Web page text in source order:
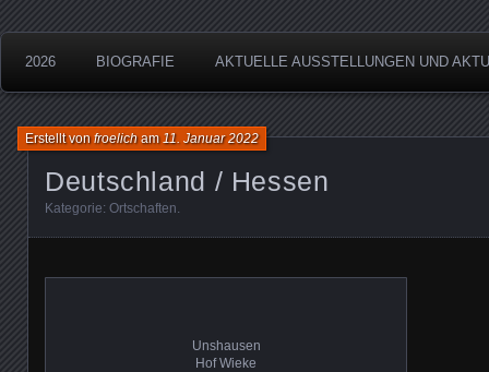
2026 BIOGRAFIE AKTUELLE AUSSTELLUNGEN UND
Deutschland / Hessen
Erstellt vonfroelicham11. Januar 2022
Kategorie: Ortschaften.
Unshausen
Hof Wieke